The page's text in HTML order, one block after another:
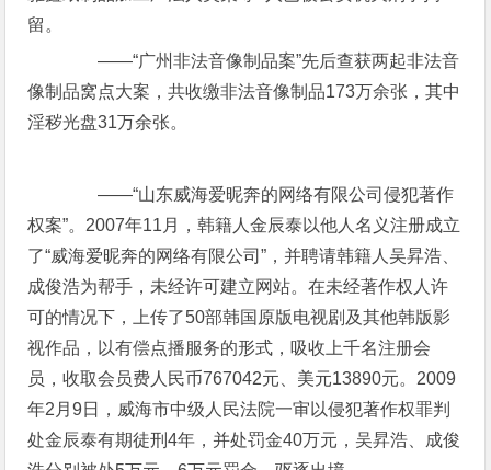
留。
——“广州非法音像制品案”先后查获两起非法音
像制品窝点大案，共收缴非法音像制品173万余张，其中
淫秽光盘31万余张。
——“山东威海爱昵奔的网络有限公司侵犯著作
权案”。2007年11月，韩籍人金辰泰以他人名义注册成立
了“威海爱昵奔的网络有限公司”，并聘请韩籍人吴昇浩、
成俊浩为帮手，未经许可建立网站。在未经著作权人许
可的情况下，上传了50部韩国原版电视剧及其他韩版影
视作品，以有偿点播服务的形式，吸收上千名注册会
员，收取会员费人民币767042元、美元13890元。2009
年2月9日，威海市中级人民法院一审以侵犯著作权罪判
处金辰泰有期徒刑4年，并处罚金40万元，吴昇浩、成俊